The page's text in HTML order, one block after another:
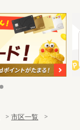
市区一覧